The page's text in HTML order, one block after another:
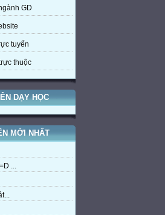
GD
tuyến
thuộc
DẠY HỌC
MỚI NHẤT
...